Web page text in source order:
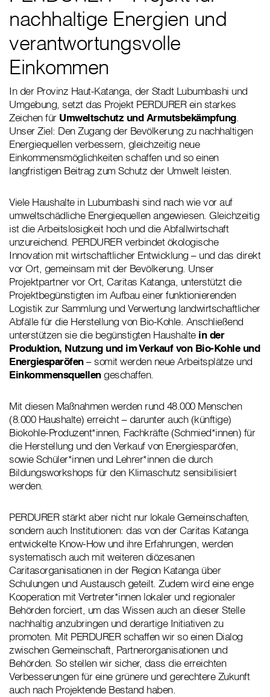
nachhaltige Energien und
verantwortungsvolle
Einkommen
In der Provinz Haut-Katanga, der Stadt Lubumbashi und
Umgebung, setzt das Projekt PERDURER ein starkes
Zeichen für Umweltschutz und Armutsbekämpfung.
Unser Ziel: Den Zugang der Bevölkerung zu nachhaltigen
Energiequellen verbessern, gleichzeitig neue
Einkommensmöglichkeiten schaffen und so einen
langfristigen Beitrag zum Schutz der Umwelt leisten.
Viele Haushalte in Lubumbashi sind nach wie vor auf
umweltschädliche Energiequellen angewiesen. Gleichzeitig
ist die Arbeitslosigkeit hoch und die Abfallwirtschaft
unzureichend. PERDURER verbindet ökologische
Innovation mit wirtschaftlicher Entwicklung – und das direkt
vor Ort, gemeinsam mit der Bevölkerung. Unser
Projektpartner vor Ort, Caritas Katanga, unterstützt die
Projektbegünstigten im Aufbau einer funktionierenden
Logistik zur Sammlung und Verwertung landwirtschaftlicher
Abfälle für die Herstellung von Bio-Kohle. Anschließend
unterstützen sie die begünstigten Haushalte in der
Produktion, Nutzung und im Verkauf von Bio-Kohle und
Energiesparöfen– somit werden neue Arbeitsplätze und
Einkommensquellengeschaffen.
Mit diesen Maßnahmen werden rund 48.000 Menschen
(8.000 Haushalte) erreicht – darunter auch (künftige)
Biokohle-Produzent*innen, Fachkräfte (Schmied*innen) für
die Herstellung und den Verkauf von Energiesparöfen,
sowie Schüler*innen und Lehrer*innen die durch
Bildungsworkshops für den Klimaschutz sensibilisiert
werden.
PERDURER stärkt aber nicht nur lokale Gemeinschaften,
sondern auch Institutionen: das von der Caritas Katanga
entwickelte Know-How und ihre Erfahrungen, werden
systematisch auch mit weiteren diözesanen
Caritasorganisationen in der Region Katanga über
Schulungen und Austausch geteilt. Zudem wird eine enge
Kooperation mit Vertreter*innen lokaler und regionaler
Behörden forciert, um das Wissen auch an dieser Stelle
nachhaltig anzubringen und derartige Initiativen zu
promoten. Mit PERDURER schaffen wir so einen Dialog
zwischen Gemeinschaft, Partnerorganisationen und
Behörden. So stellen wir sicher, dass die erreichten
Verbesserungen für eine grünere und gerechtere Zukunft
auch nach Projektende Bestand haben.